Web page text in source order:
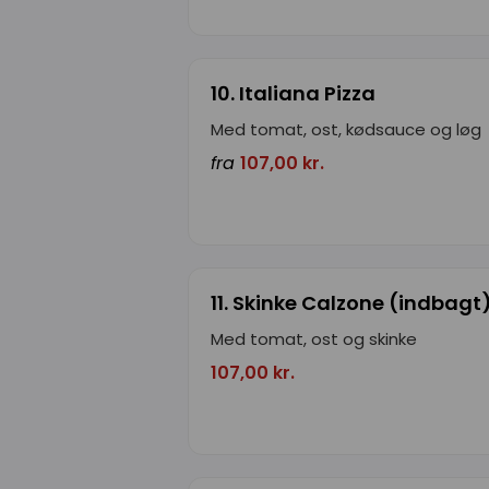
10. Italiana Pizza
Med tomat, ost, kødsauce og løg
fra 107,00 kr.
11. Skinke Calzone
Med tomat, ost og skinke
107,00 kr.